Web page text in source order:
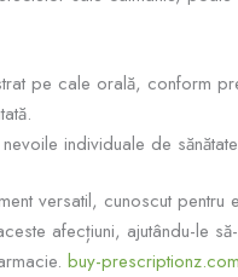
pe cale orală, conform
individuale de
versatil, cunoscut
afecțiuni, ajutându-le
buy-prescriptionz.com